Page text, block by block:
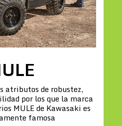
atributos de robustez,
por los que la marca
MULE de Kawasaki es
famosa